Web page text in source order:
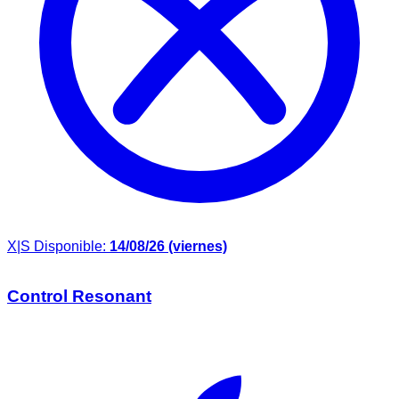
X|S Disponible: 14/08/26 (viernes)
Control Resonant